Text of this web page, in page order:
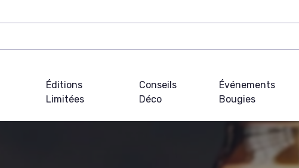
Éditions
Limitées
Conseils
Déco
Événements
Bougies